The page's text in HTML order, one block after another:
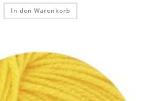
In den Warenkorb